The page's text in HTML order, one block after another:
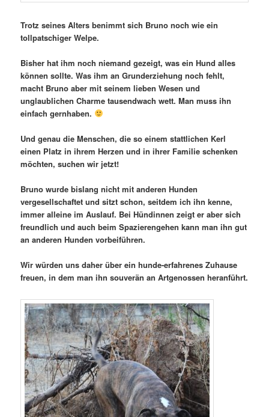
Trotz seines Alters benimmt sich Bruno noch wie ein
tollpatschiger Welpe.
Bisher hat ihm noch niemand gezeigt, was ein Hund alles
können sollte. Was ihm an Grunderziehung noch fehlt,
macht Bruno aber mit seinem lieben Wesen und
unglaublichen Charme tausendwach wett. Man muss ihn
einfach gernhaben.
Und genau die Menschen, die so einem stattlichen Kerl
einen Platz in ihrem Herzen und in ihrer Familie schenken
möchten, suchen wir jetzt!
Bruno wurde bislang nicht mit anderen Hunden
vergesellschaftet und sitzt schon, seitdem ich ihn kenne,
immer alleine im Auslauf. Bei Hündinnen zeigt er aber sich
freundlich und auch beim Spazierengehen kann man ihn gut
an anderen Hunden vorbeiführen.
Wir würden uns daher über ein hunde-erfahrenes Zuhause
freuen, in dem man ihn souverän an Artgenossen heranführt.